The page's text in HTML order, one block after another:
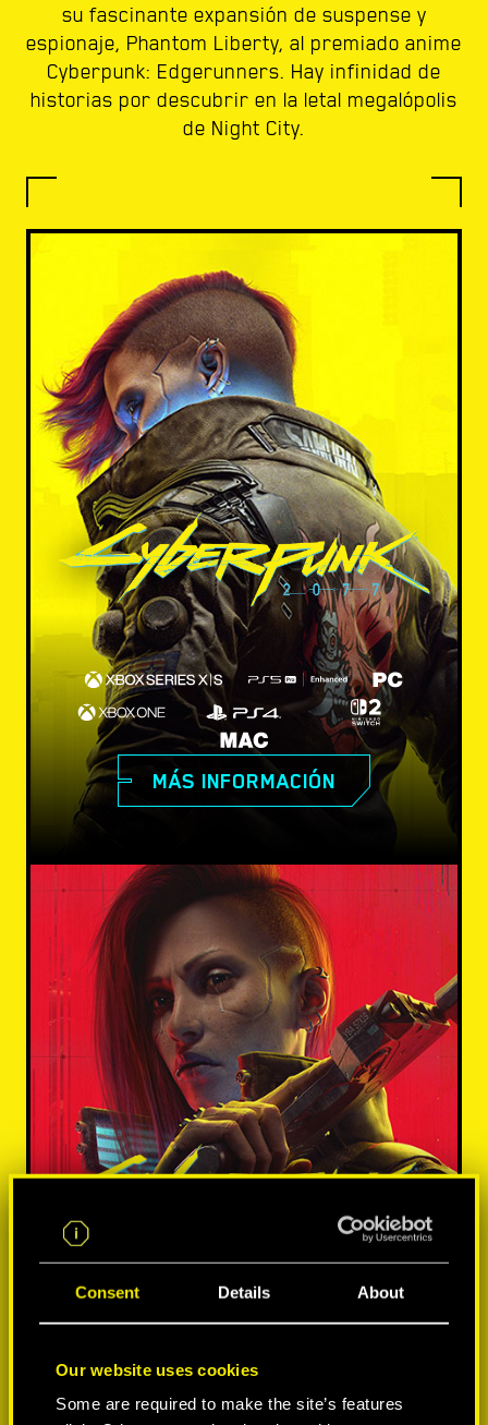
Consent Details About
Our website uses cookies
Some are required to make the site’s features
su fascinante expansión de suspense y
espionaje, Phantom Liberty, al premiado anime
Cyberpunk: Edgerunners. Hay infinidad de
historias por descubrir en la letal megalópolis
de Night City.
MÁS INFORMACIÓN
MÁS INFORMACIÓN